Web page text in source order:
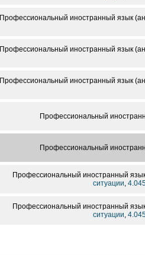
Профессиональный иностранный язык
Профессиональный иностранный язык
Профессиональный иностранный язык
Профессиональный
Профессиональный
Профессиональный иностранный
ситуации,
Профессиональный иностранный
ситуации,